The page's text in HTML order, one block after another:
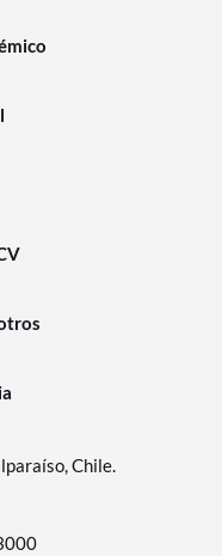
Chile.